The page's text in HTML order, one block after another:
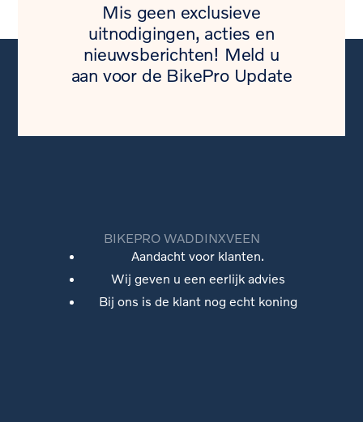
Mis geen exclusieve
uitnodigingen, acties en
nieuwsberichten! Meld u
aan voor de BikePro Update
BIKEPRO WADDINXVEEN
Aandacht voor klanten.
Wij geven u een eerlijk advies
Bij ons is de klant nog echt koning